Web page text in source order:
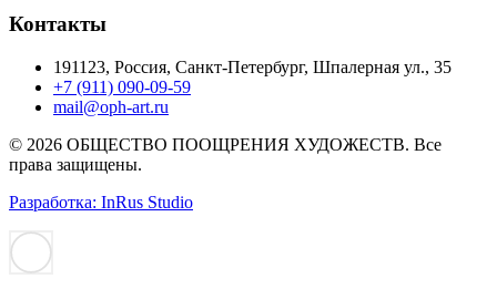
Контакты
191123, Россия, Санкт-Петербург, Шпалерная ул., 35
+7 (911) 090-09-59
mail@oph-art.ru
© 2026 ОБЩЕСТВО ПООЩРЕНИЯ ХУДОЖЕСТВ. Все
права защищены.
Разработка: InRus Studio